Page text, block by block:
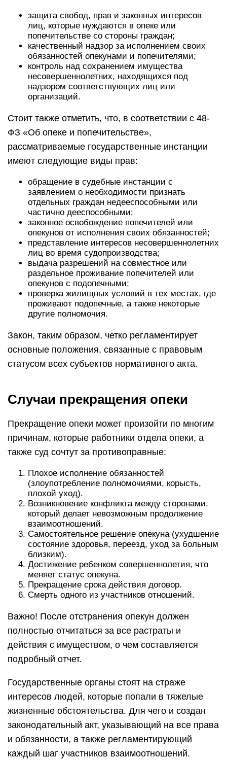
защита свобод, прав и законных интересов
лиц, которые нуждаются в опеке или
попечительстве со стороны граждан;
качественный надзор за исполнением своих
обязанностей опекунами и попечителями;
контроль над сохранением имущества
несовершеннолетних, находящихся под
надзором соответствующих лиц или
организаций.
Стоит также отметить, что, в соответствии с 48-
ФЗ «Об опеке и попечительстве»,
рассматриваемые государственные инстанции
имеют следующие виды прав:
обращение в судебные инстанции с
заявлением о необходимости признать
отдельных граждан недееспособными или
частично дееспособными;
законное освобождение попечителей или
опекунов от исполнения своих обязанностей;
представление интересов несовершеннолетних
лиц во время судопроизводства;
выдача разрешений на совместное или
раздельное проживание попечителей или
опекунов с подопечными;
проверка жилищных условий в тех местах, где
проживают подопечные, а также некоторые
другие полномочия.
Закон, таким образом, четко регламентирует
основные положения, связанные с правовым
статусом всех субъектов нормативного акта.
Случаи прекращения опеки
Прекращение опеки может произойти по многим
причинам, которые работники отдела опеки, а
также суд сочтут за противоправные:
Плохое исполнение обязанностей
(злоупотребление полномочиями, корысть,
плохой уход).
Возникновение конфликта между сторонами,
который делает невозможным продолжение
взаимоотношений.
Самостоятельное решение опекуна (ухудшение
состояние здоровья, переезд, уход за больным
близким).
Достижение ребенком совершеннолетия, что
меняет статус опекуна.
Прекращение срока действия договор.
Смерть одного из участников отношений.
Важно! После отстранения опекун должен
полностью отчитаться за все растраты и
действия с имуществом, о чем составляется
подробный отчет.
Государственные органы стоят на страже
интересов людей, которые попали в тяжелые
жизненные обстоятельства. Для чего и создан
законодательный акт, указывающий на все права
и обязанности, а также регламентирующий
каждый шаг участников взаимоотношений.